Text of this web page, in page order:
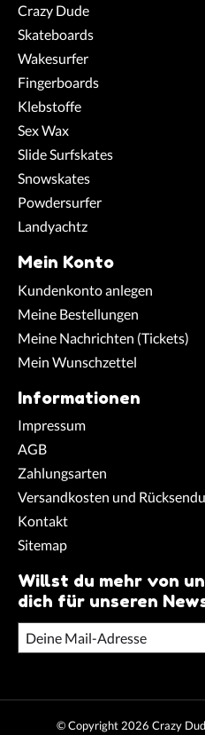
Crazy Dude
Skateboards
Wakesurfer
Fingerboards
Klebstoffe
Sex Wax
Slide Surfskates
Snowskates
Powdersurfer
Landyachtz
Mein Konto
Kundenkonto anlegen
Meine Bestellungen
Meine Nachrichten (Tickets)
Mein Wunschzettel
Informationen
Impressum
AGB
Zahlungsarten
Versandkosten und
Kontakt
Sitemap
Willst du mehr von
dich für unseren
© Copyright 2026 Crazy